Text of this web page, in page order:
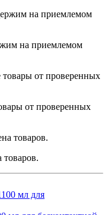
на приемлемом
от проверенных
товаров.